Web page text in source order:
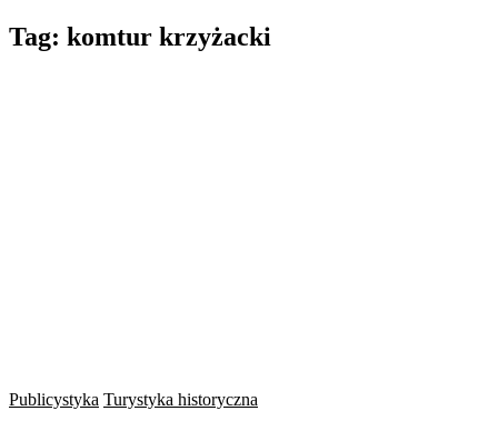
Tag: komtur krzyżacki
Publicystyka Turystyka historyczna